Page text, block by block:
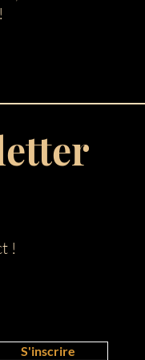
!
S'inscrire